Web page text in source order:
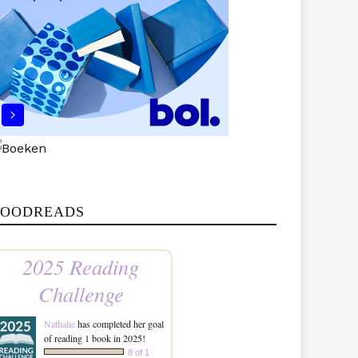
2025 Reading
Challenge
Nathaliehas completed her goal
of reading 1 book in 2025!
8 of 1